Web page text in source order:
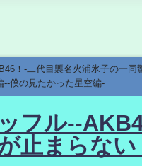
！-二代目襲名火浦氷子の一
--僕の見たかった星空編-
フル--
止まらな